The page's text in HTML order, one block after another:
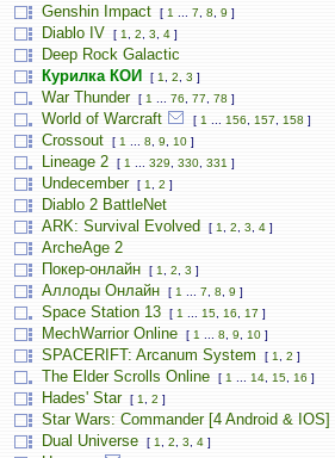
Genshin Impact
[ 1 7 8 9 ]
Diablo IV
[ 1 2 3 4 ]
Deep Rock Galactic
Курилка КОИ
[ 1 2 3 ]
War Thunder
[ 1 76 77 78 ]
World of Warcraft
[ 1 156 157 158 ]
Crossout
[ 1 8 9 10 ]
Lineage 2
[ 1 329 330 331 ]
Undecember
[ 1 2 ]
Diablo 2 BattleNet
ARK: Survival Evolved
[ 1 2 3 4 ]
ArcheAge 2
Покер-онлайн
[ 1 2 3 ]
Аллоды Онлайн
[ 1 7 8 9 ]
Space Station 13
[ 1 15 16 17 ]
MechWarrior Online
[ 1 8 9 10 ]
SPACERIFT: Arcanum System
[ 1 2 ]
The Elder Scrolls Online
[ 1 14 15 16 ]
Hades' Star
[ 1 2 ]
Star Wars: Commander [4 Android & IOS]
Dual Universe
[ 1 2 3 4 ]